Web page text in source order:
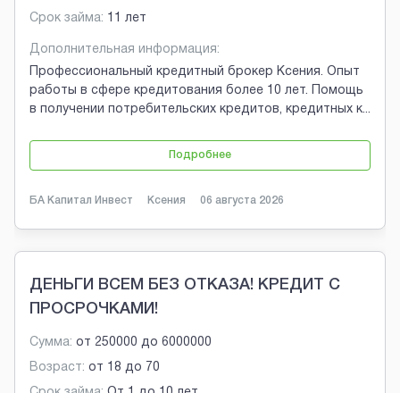
Срок займа: 11 лет
Дополнительная информация:
Профессиональный кредитный брокер Ксения. Опыт
работы в сфере кредитования более 10 лет. Помощь
в получении потребительских кредитов, кредитных к...
Подробнее
БА Капитал Инвест Ксения 06 августа 2026
ДЕНЬГИ ВСЕМ БЕЗ ОТКАЗА! КРЕДИТ С
ПРОСРОЧКАМИ!
Сумма: от 250000 до 6000000
Возраст: от 18 до 70